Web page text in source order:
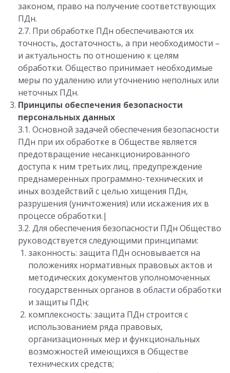
законом, право на получение соответствующих
ПДн.
2.7. При обработке ПДн обеспечиваются их
точность, достаточность, а при необходимости –
и актуальность по отношению к целям
обработки. Общество принимает необходимые
меры по удалению или уточнению неполных или
неточных ПДн.
Принципы обеспечения безопасности
персональных данных
3.1. Основной задачей обеспечения безопасности
ПДн при их обработке в Обществе является
предотвращение несанкционированного
доступа к ним третьих лиц, предупреждение
преднамеренных программно-технических и
иных воздействий с целью хищения ПДн,
разрушения (уничтожения) или искажения их в
процессе обработки.|
3.2. Для обеспечения безопасности ПДн Общество
руководствуется следующими принципами:
законность: защита ПДн основывается на
положениях нормативных правовых актов и
методических документов уполномоченных
государственных органов в области обработки
и защиты ПДн;
комплексность: защита ПДн строится с
использованием ряда правовых,
организационных мер и функциональных
возможностей имеющихся в Обществе
технических средств;